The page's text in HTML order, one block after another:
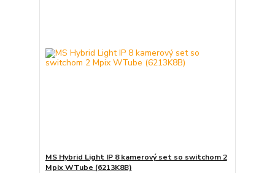
MS Hybrid Light IP 8 kamerový set so switchom 2
Mpix WTube (6213K8B)